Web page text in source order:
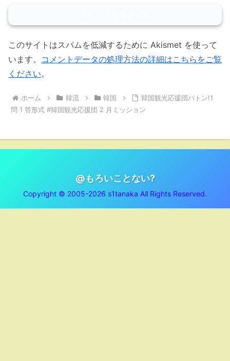
このサイトはスパムを低減するために Akismet を使って
います。 コメントデータの処理方法の詳細はこちらをご覧
ください。
ホーム 韓流 韓国
韓国観光応援団バトン!1
問 1 答形式 #韓国観光応援団 2 月ミッション
@もろいことない?
Copyright © 2005-2026 s1tanaka All Rights Reserved.